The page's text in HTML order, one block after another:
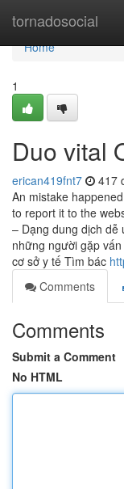
tornadosocial
Home
Home
1
Duo vital
erican419fnt7 417
An mistake
to report it to the
– Dạng dung dịch
những người gặp
cơ sở y tế Tìm bác
Comments
Comments
Submit a Comment
No HTML